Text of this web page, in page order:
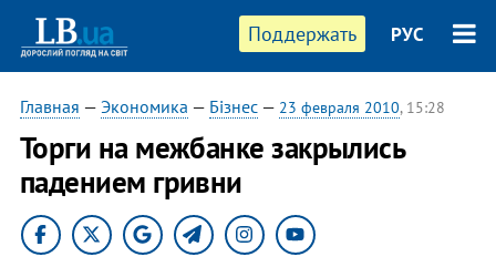
Поддержать РУС
Главная — Экономика — Бізнес— 23 февраля 2010, 15:28
Торги на межбанке закрылись
падением гривни